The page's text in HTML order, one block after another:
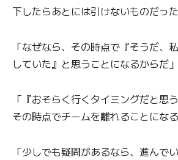
下したらあとには引けないものだっ
「なぜなら、その時点で『そうだ、
していた』と思うことになるからだ」
「『おそらく行くタイミングだと思
その時点でチームを離れることになる
「少しでも疑問があるなら、進んで